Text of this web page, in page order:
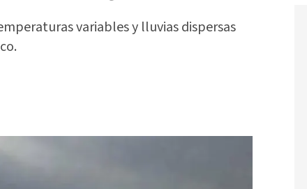
variables y lluvias dispersas